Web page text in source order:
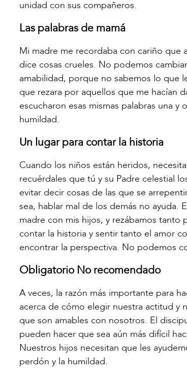
unidad con sus compañeros.
Las palabras de mamá
Mi madre me recordaba con cariño que
dice cosas crueles. No podemos
amabilidad, porque no sabemos lo que
que rezara por aquellos que me hacían
escucharon esas mismas palabras una
humildad.
Un lugar para contar la historia
Cuando los niños están heridos,
recuérdales que tú y su Padre celestial
evitar decir cosas de las que se
sea, hablar mal de los demás no ayuda.
madre con mis hijos, y rezábamos
contar la historia y sentir tanto el amor
encontrar la perspectiva. No podemos
Obligatorio No recomendado
A veces, la razón más importante para
acerca de cómo elegir nuestra actitud y
que son amables con nosotros. El
pueden hacer que sea aún más difícil
Nuestros hijos necesitan que les
perdón y la humildad.